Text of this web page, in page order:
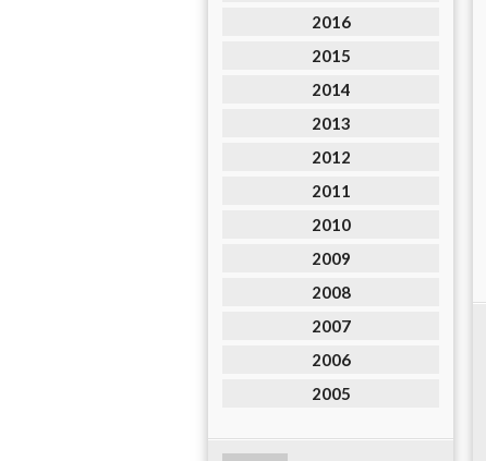
2016
2015
2014
2013
2012
2011
2010
2009
2008
2007
2006
2005